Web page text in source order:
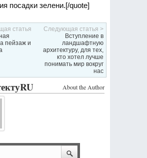
посадки зелени.[/quote]
статья
пейзаж и
Следующая статья >
Вступление в
ландшафтную
архитектуру, для тех,
кто хотел лучше
понимать мир вокруг
нас
About the Author